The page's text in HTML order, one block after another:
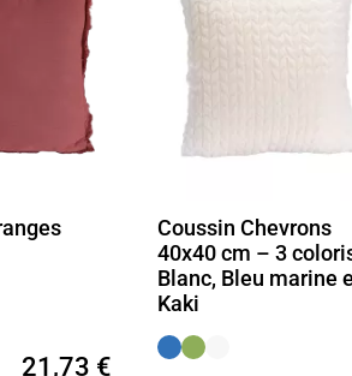
Coussin imprimé
fleurs bohèmes
turquoise et brique,
45×45 cm